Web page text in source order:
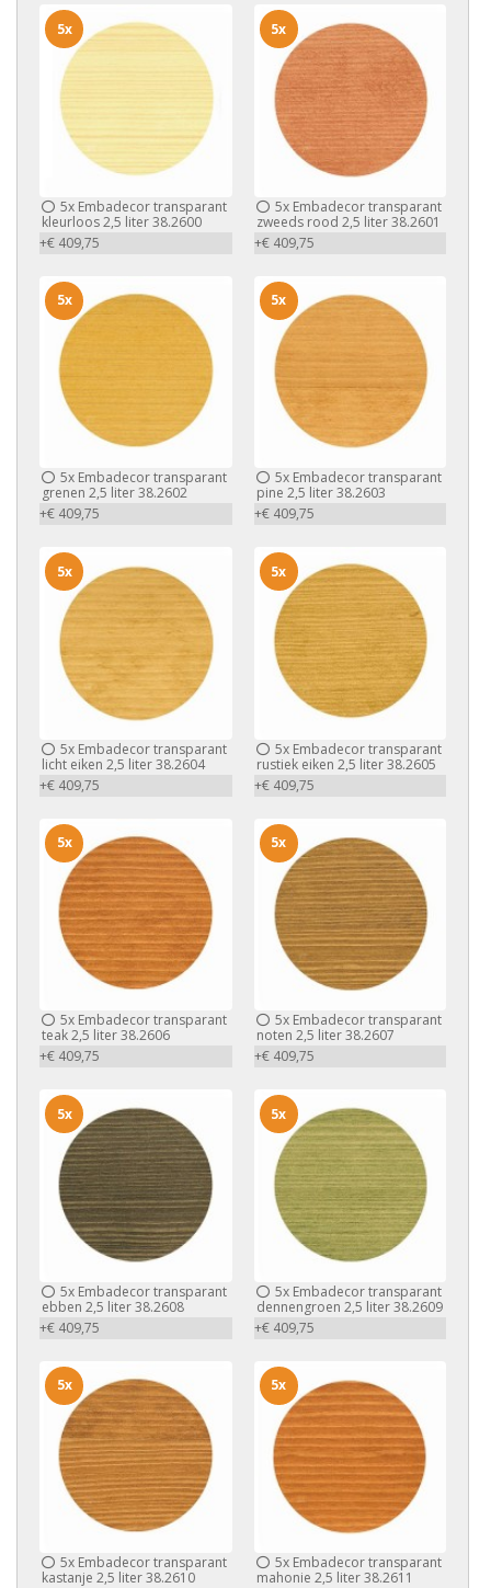
5x Embadecor transparant
kleurloos 2,5 liter 38.2600
+€ 409,75
5x
5xEmbadecor transparant
zweeds rood 2,5 liter 38.2601
+€ 409,75
5x
5x Embadecor transparant
grenen 2,5 liter 38.2602
+€ 409,75
5x
5xEmbadecor transparant
pine 2,5 liter 38.2603
+€ 409,75
5x
5x Embadecor transparant
licht eiken 2,5 liter 38.2604
+€ 409,75
5x
5xEmbadecor transparant
rustiek eiken 2,5 liter 38.2605
+€ 409,75
5x
5x Embadecor transparant
teak 2,5 liter 38.2606
+€ 409,75
5x
5xEmbadecor transparant
noten 2,5 liter 38.2607
+€ 409,75
5x
5x Embadecor transparant
ebben 2,5 liter 38.2608
+€ 409,75
5x
5xEmbadecor transparant
dennengroen 2,5 liter 38.2609
+€ 409,75
5x
5x Embadecor transparant
kastanje 2,5 liter 38.2610
5x
5xEmbadecor transparant
mahonie 2,5 liter 38.2611
5x